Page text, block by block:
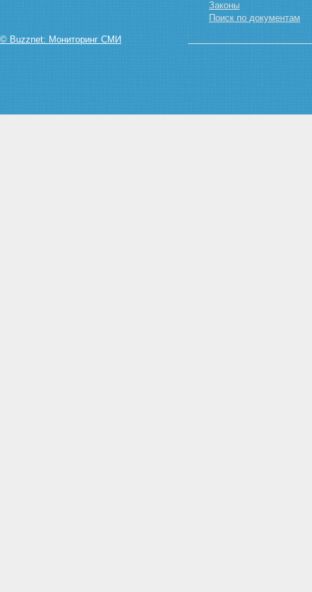
© Buzznet: Мониторинг СМИ
Законы
Поиск по документам